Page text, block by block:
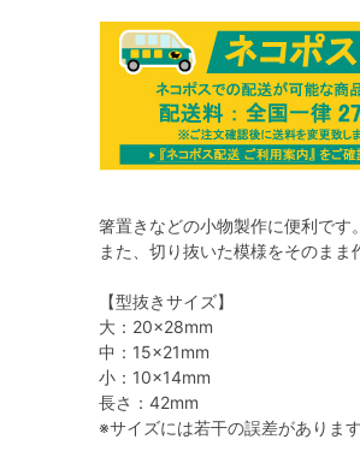
箸置きなどの小物製作に便利です。
また、切り抜いた模様をそのまま
【型抜きサイズ】
大：20×28mm
中：15×21mm
小：10×14mm
長さ：42mm
※サイズには若干の誤差があります